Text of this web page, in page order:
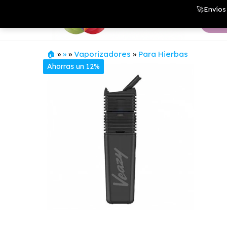
contenido
Growshop
& LED
🏠 » » » Vaporizadores » Para Hierbas
Ahorras un 12%